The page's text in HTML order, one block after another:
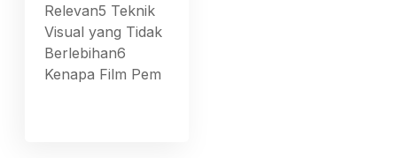
Relevan5 Teknik
Visual yang Tidak
Berlebihan6
Kenapa Film Pem